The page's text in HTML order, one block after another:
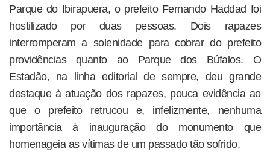
Parque do Ibirapuera, o prefeito Fernando Haddad foi
hostilizado por duas pessoas. Dois rapazes
interromperam a solenidade para cobrar do prefeito
providências quanto ao Parque dos Búfalos. O
Estadão, na linha editorial de sempre, deu grande
destaque à atuação dos rapazes, pouca evidência ao
que o prefeito retrucou e, infelizmente, nenhuma
importância à inauguração do monumento que
homenageia as vítimas de um passado tão sofrido.